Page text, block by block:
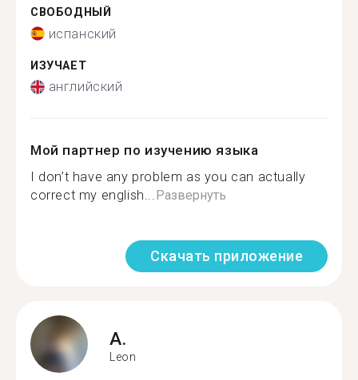
СВОБОДНЫЙ
испанский
ИЗУЧАЕТ
английский
Мой партнер по изучению языка
I don’t have any problem as you can actually
correct my english...Развернуть
Скачать приложение
A.
Leon